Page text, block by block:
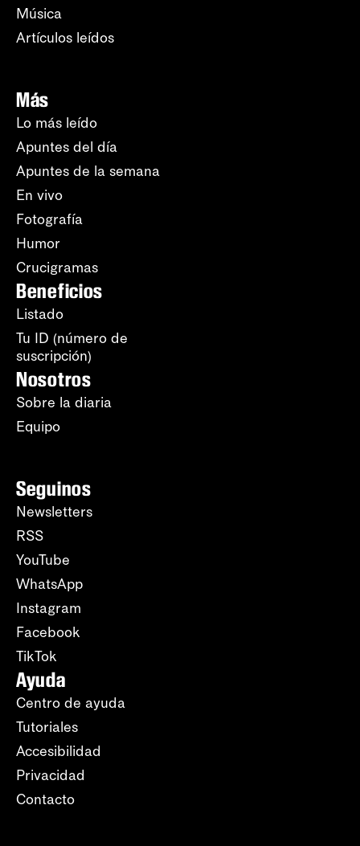
Música
Artículos leídos
Más
Lo más leído
Apuntes del día
Apuntes de la semana
En vivo
Fotografía
Humor
Crucigramas
Beneficios
Listado
Tu ID (número de
suscripción)
Nosotros
Sobre la diaria
Equipo
Seguinos
Newsletters
RSS
YouTube
WhatsApp
Instagram
Facebook
TikTok
Ayuda
Centro de ayuda
Tutoriales
Accesibilidad
Privacidad
Contacto